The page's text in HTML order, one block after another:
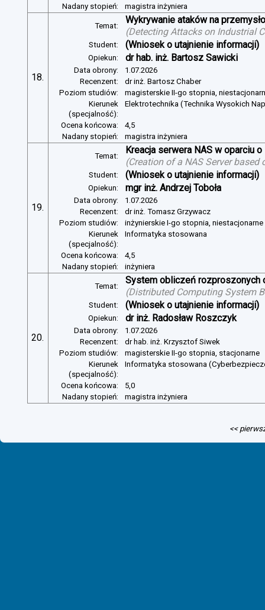
Nadany stopień:
magistra inżyniera
18.
Temat:
Wykrywanie ataków na
(Detecting Attacks on Industrial
Student: (Wniosek o utajnienie informacji)
Opiekun: dr hab. inż. Bartosz Sawicki
Data obrony:
1.07.2026
Recenzent:
dr inż. Bartosz Chaber
Poziom studiów:
magisterskie II-go stopnia,
Kierunek
(specjalność):
Elektrotechnika (Technika Wysokich
Ocena końcowa:
4,5
Nadany stopień:
magistra inżyniera
19.
Temat:
Kreacja serwera NAS w oparciu
(Creation of a NAS Server based
Student: (Wniosek o utajnienie informacji)
Opiekun: mgr inż. Andrzej Toboła
Data obrony:
1.07.2026
Recenzent:
dr inż. Tomasz Grzywacz
Poziom studiów:
inżynierskie I-go stopnia, niestacjonarne
Kierunek
(specjalność):
Informatyka stosowana
Ocena końcowa:
4,5
Nadany stopień:
inżyniera
20.
Temat:
System obliczeń rozproszonych
(Distributed Computing System
Student: (Wniosek o utajnienie informacji)
Opiekun: dr inż. Radosław Roszczyk
Data obrony:
1.07.2026
Recenzent:
dr hab. inż. Krzysztof Siwek
Poziom studiów:
magisterskie II-go stopnia, stacjonarne
Kierunek
(specjalność):
Informatyka stosowana
Ocena końcowa:
5,0
Nadany stopień:
magistra inżyniera
<<